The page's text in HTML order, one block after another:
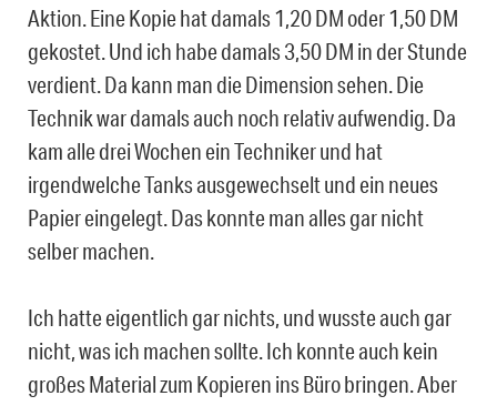
Aktion. Eine Kopie hat damals 1,20 DM oder 1,50 DM
gekostet. Und ich habe damals 3,50 DM in der Stunde
verdient. Da kann man die Dimension sehen. Die
Technik war damals auch noch relativ aufwendig. Da
kam alle drei Wochen ein Techniker und hat
irgendwelche Tanks ausgewechselt und ein neues
Papier eingelegt. Das konnte man alles gar nicht
selber machen.
Ich hatte eigentlich gar nichts, und wusste auch gar
nicht, was ich machen sollte. Ich konnte auch kein
großes Material zum Kopieren ins Büro bringen. Aber